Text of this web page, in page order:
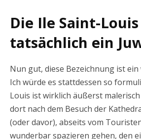
Die Ile Saint-Louis
tatsächlich ein
Nun gut, diese Bezeichnung ist
Ich würde es stattdessen so
Louis ist wirklich äußerst
dort nach dem Besuch der
(oder davor), abseits vom
wunderbar spazieren gehen, den